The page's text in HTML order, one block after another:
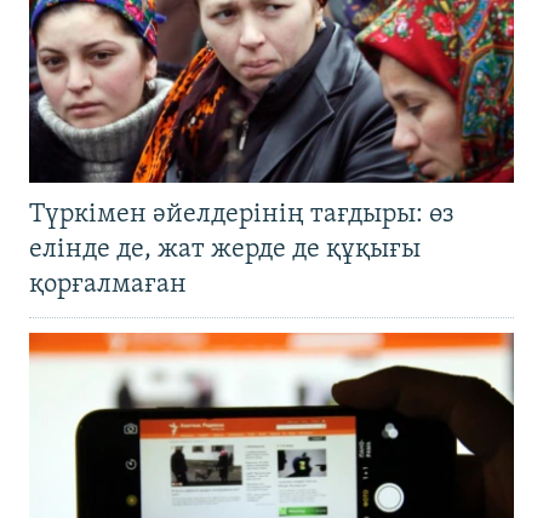
Түркімен әйелдерінің тағдыры: өз
елінде де, жат жерде де құқығы
қорғалмаған